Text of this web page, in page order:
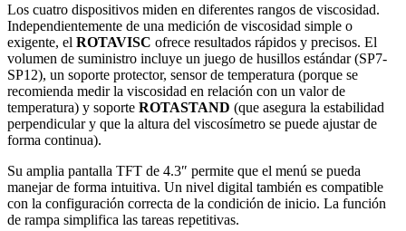
Los cuatro dispositivos miden en diferentes rangos de viscosidad.
Independientemente de una medición de viscosidad simple o
exigente, el ROTAVISC ofrece resultados rápidos y precisos. El
volumen de suministro incluye un juego de husillos estándar (SP7-
SP12), un soporte protector, sensor de temperatura (porque se
recomienda medir la viscosidad en relación con un valor de
temperatura) y soporte ROTASTAND (que asegura la estabilidad
perpendicular y que la altura del viscosímetro se puede ajustar de
forma continua).
Su amplia pantalla TFT de 4.3″ permite que el menú se pueda
manejar de forma intuitiva. Un nivel digital también es compatible
con la configuración correcta de la condición de inicio. La función
de rampa simplifica las tareas repetitivas.